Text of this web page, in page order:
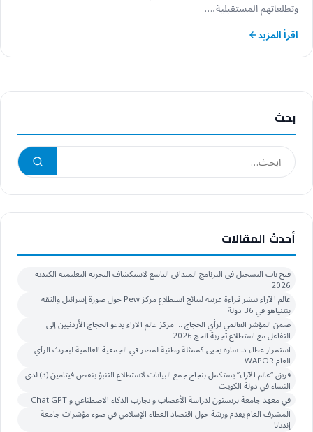
وتطلعاتهم المستقبلية،…
اقرأ المزيد
بحث
أحدث المقالات
فتح باب التسجيل في البرنامج الميداني التاسع لاستكشاف التجربة التعليمية الكندية
2026
عالم الآراء ينشر قراءة عربية لنتائج استطلاع مركز Pew حول صورة إسرائيل والثقة
بنتنياهو في 36 دولة
ضمن المؤشر العالمي لرأي الحجاج ….مركز عالم الآراء يدعو الحجاج الأردنيين إلى
التفاعل مع استطلاع تجربة الحج 2026
استمرار عطاء د. سارة يحيى كممثلة وطنية لمصر في الجمعية العالمية لبحوث الرأي
العام WAPOR
فريق “عالم الآراء” يستكمل بنجاح جمع البيانات لاستطلاع التنبؤ بنقص فيتامين (د) لدى
النساء في دولة الكويت
في معهد جامعة برنستون لدراسة الأعصاب و تجارب الذكاء الاصطناعي و Chat GPT
المشرف العام يقدم ورشة حول اقتصاد العطاء الإسلامي في ضوء مؤشرات جامعة
إنديانا